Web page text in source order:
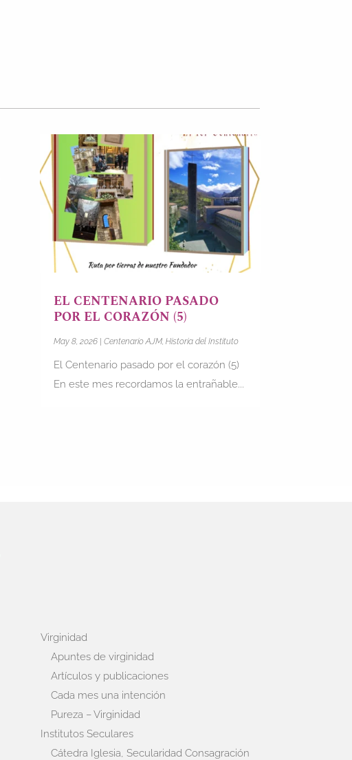
EL CENTENARIO PASADO
POR EL CORAZÓN (5)
May 8, 2026| Centenario AJM, Historia del Instituto
El Centenario pasado por el corazón (5)
En este mes recordamos la entrañable...
Virginidad
Apuntes de virginidad
Artículos y publicaciones
Cada mes una intención
Pureza – Virginidad
Institutos Seculares
Cátedra Iglesia, Secularidad Consagración